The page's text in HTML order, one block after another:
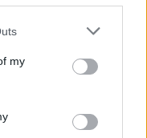
one or more Google
You may click to
third-party tags to
in below Google
my
para un…